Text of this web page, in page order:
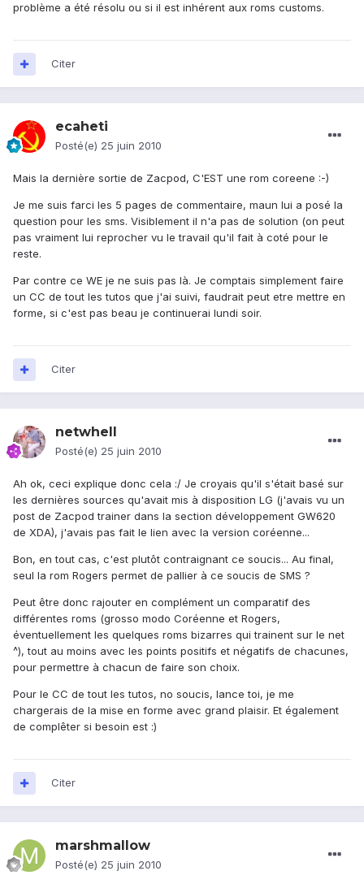
problème a été résolu ou si il est inhérent aux roms customs.
Citer
ecaheti
Posté(e) 25 juin 2010
Mais la dernière sortie de Zacpod, C'EST une rom coreene :-)
Je me suis farci les 5 pages de commentaire, maun lui a posé la
question pour les sms. Visiblement il n'a pas de solution (on peut
pas vraiment lui reprocher vu le travail qu'il fait à coté pour le
reste.
Par contre ce WE je ne suis pas là. Je comptais simplement faire
un CC de tout les tutos que j'ai suivi, faudrait peut etre mettre en
forme, si c'est pas beau je continuerai lundi soir.
Citer
netwhell
Posté(e) 25 juin 2010
Ah ok, ceci explique donc cela :/ Je croyais qu'il s'était basé sur
les dernières sources qu'avait mis à disposition LG (j'avais vu un
post de Zacpod trainer dans la section développement GW620
de XDA), j'avais pas fait le lien avec la version coréenne...
Bon, en tout cas, c'est plutôt contraignant ce soucis... Au final,
seul la rom Rogers permet de pallier à ce soucis de SMS ?
Peut être donc rajouter en complément un comparatif des
différentes roms (grosso modo Coréenne et Rogers,
éventuellement les quelques roms bizarres qui trainent sur le net
^), tout au moins avec les points positifs et négatifs de chacunes,
pour permettre à chacun de faire son choix.
Pour le CC de tout les tutos, no soucis, lance toi, je me
chargerais de la mise en forme avec grand plaisir. Et également
de complêter si besoin est :)
Citer
marshmallow
Posté(e) 25 juin 2010